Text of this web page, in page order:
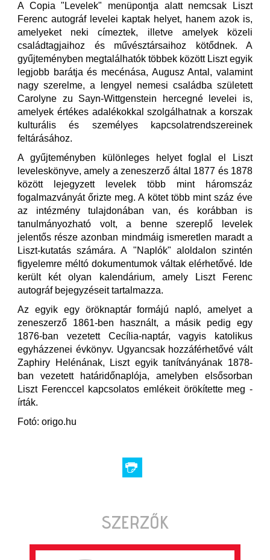
A Copia "Levelek" menüpontja alatt nemcsak Liszt
Ferenc autográf levelei kaptak helyet, hanem azok is,
amelyeket neki címeztek, illetve amelyek közeli
családtagjaihoz és művésztársaihoz kötődnek. A
gyűjteményben megtalálhatók többek között Liszt egyik
legjobb barátja és mecénása, Augusz Antal, valamint
nagy szerelme, a lengyel nemesi családba született
Carolyne zu Sayn-Wittgenstein hercegné levelei is,
amelyek értékes adalékokkal szolgálhatnak a korszak
kulturális és személyes kapcsolatrendszereinek
feltárásához.
A gyűjteményben különleges helyet foglal el Liszt
leveleskönyve, amely a zeneszerző által 1877 és 1878
között lejegyzett levelek több mint háromszáz
fogalmazványát őrizte meg. A kötet több mint száz éve
az intézmény tulajdonában van, és korábban is
tanulmányozható volt, a benne szereplő levelek
jelentős része azonban mindmáig ismeretlen maradt a
Liszt-kutatás számára. A "Naplók" aloldalon szintén
figyelemre méltó dokumentumok váltak elérhetővé. Ide
került két olyan kalendárium, amely Liszt Ferenc
autográf bejegyzéseit tartalmazza.
Az egyik egy öröknaptár formájú napló, amelyet a
zeneszerző 1861-ben használt, a másik pedig egy
1876-ban vezetett Cecília-naptár, vagyis katolikus
egyházzenei évkönyv. Ugyancsak hozzáférhetővé vált
Zaphiry Helénának, Liszt egyik tanítványának 1878-
ban vezetett határidőnaplója, amelyben elsősorban
Liszt Ferenccel kapcsolatos emlékeit örökítette meg -
írták.
Fotó: origo.hu
SZERZŐK